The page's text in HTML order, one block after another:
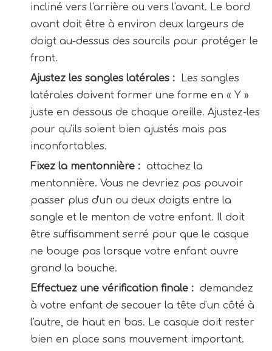
incliné vers l'arrière ou vers l'avant. Le bord
avant doit être à environ deux largeurs de
doigt au-dessus des sourcils pour protéger le
front.
Ajustez les sangles latérales :
Les sangles
latérales doivent former une forme en « Y »
juste en dessous de chaque oreille. Ajustez-les
pour qu'ils soient bien ajustés mais pas
inconfortables.
Fixez la mentonnière : attachez la
mentonnière. Vous ne devriez pas pouvoir
passer plus d'un ou deux doigts entre la
sangle et le menton de votre enfant. Il doit
être suffisamment serré pour que le casque
ne bouge pas lorsque votre enfant ouvre
grand la bouche.
Effectuez une vérification finale : demandez
à votre enfant de secouer la tête d'un côté à
l'autre, de haut en bas. Le casque doit rester
bien en place sans mouvement important.